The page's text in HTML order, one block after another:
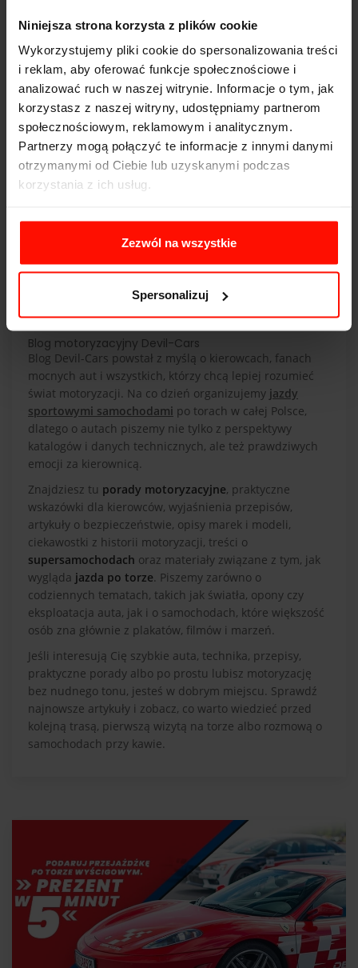
Niniejsza strona korzysta z plików cookie
Wykorzystujemy pliki cookie do spersonalizowania treści
i reklam, aby oferować funkcje społecznościowe i
analizować ruch w naszej witrynie. Informacje o tym, jak
korzystasz z naszej witryny, udostępniamy partnerom
społecznościowym, reklamowym i analitycznym.
Partnerzy mogą połączyć te informacje z innymi danymi
otrzymanymi od Ciebie lub uzyskanymi podczas
korzystania z ich usług.
Zezwól na wszystkie
Spersonalizuj
Ile kosztuje Lamborghini?
19 »
Blog motoryzacyjny Devil-Cars
Blog Devil-Cars powstał z myślą o kierowcach, fanach
mocnych aut i wszystkich, którzy chcą lepiej rozumieć
świat motoryzacji. Na co dzień organizujemy jazdy
sportowymi samochodami po torach w całej Polsce,
dlatego o autach piszemy nie tylko z perspektywy
katalogów i danych technicznych, ale też prawdziwych
emocji za kierownicą.
Znajdziesz tu porady motoryzacyjne, praktyczne
wskazówki dla kierowców, wyjaśnienia przepisów,
artykuły o bezpieczeństwie, opisy marek i modeli,
ciekawostki z historii motoryzacji, treści o
supersamochodach oraz materiały związane z tym, jak
wygląda jazda po torze. Piszemy zarówno o
codziennych tematach, takich jak światła, opony czy
eksploatacja auta, jak i o samochodach, które większość
osób zna głównie z plakatów, filmów i marzeń.
Jeśli interesują Cię szybkie auta, technika, przepisy,
praktyczne porady albo po prostu lubisz motoryzację
bez nudnego tonu, jesteś w dobrym miejscu. Sprawdź
najnowsze artykuły i zobacz, co warto wiedzieć przed
kolejną trasą, pierwszą wizytą na torze albo rozmową o
samochodach przy kawie.